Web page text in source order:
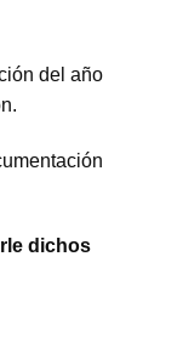
del año
dichos